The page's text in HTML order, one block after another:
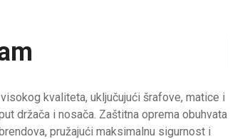
kvaliteta, uključujući šrafove, matice i
držača i nosača. Zaštitna oprema obuhvata
pružajući maksimalnu sigurnost i